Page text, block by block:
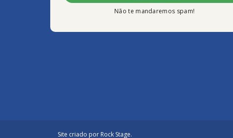
Não te mandaremos spam!
Site criado por Rock Stage.